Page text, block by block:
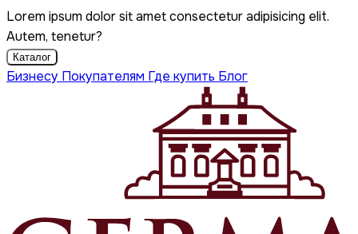
Lorem ipsum dolor sit amet consectetur adipisicing elit.
Autem, tenetur?
Каталог
Бизнесу Покупателям Где купить Блог